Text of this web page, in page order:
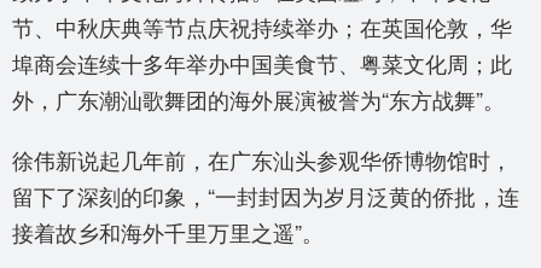
节、中秋庆典等节点庆祝持续举办；在英国伦敦，华
埠商会连续十多年举办中国美食节、粤菜文化周；此
外，广东潮汕歌舞团的海外展演被誉为“东方战舞”。
徐伟新说起几年前，在广东汕头参观华侨博物馆时，
留下了深刻的印象，“一封封因为岁月泛黄的侨批，连
接着故乡和海外千里万里之遥”。